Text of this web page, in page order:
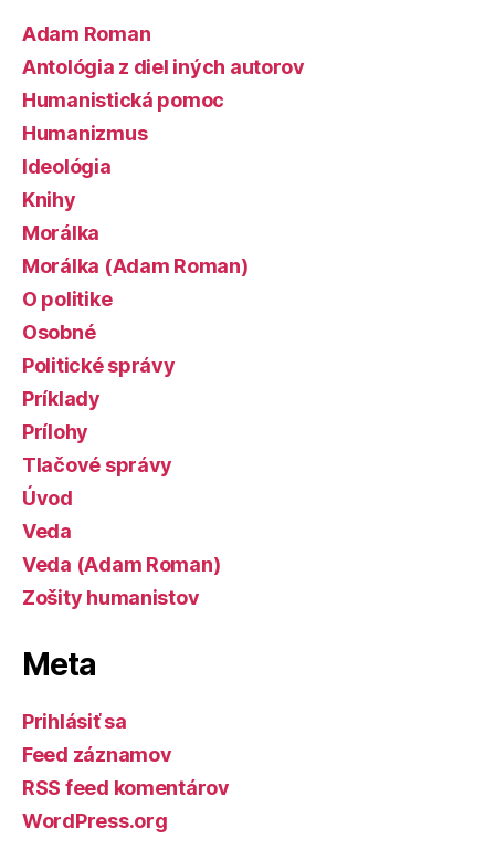
Adam Roman
Antológia z diel iných autorov
Humanistická pomoc
Humanizmus
Ideológia
Knihy
Morálka
Morálka (Adam Roman)
O politike
Osobné
Politické správy
Príklady
Prílohy
Tlačové správy
Úvod
Veda
Veda (Adam Roman)
Zošity humanistov
Meta
Prihlásiť sa
Feed záznamov
RSS feed komentárov
WordPress.org